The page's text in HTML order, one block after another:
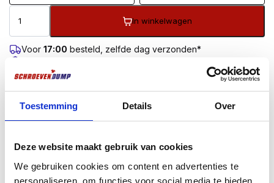
Toestemming Details Over
Deze website maakt gebruik van cookies
We gebruiken cookies om content en advertenties te
personaliseren, om functies voor social media te bieden
In winkelwagen
Voor 17:00 besteld, zelfde dag verzonden*
100 dagen retourgarantie
AANVULLENDE INFORMATIE
Productomschrijving